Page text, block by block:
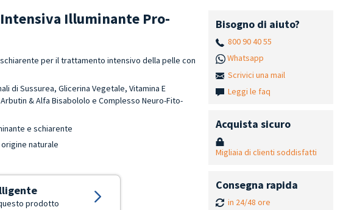
Illuminante Pro-
per il trattamento intensivo della pelle con
di Sussurea, Glicerina Vegetale, Vitamina E
& Alfa Bisabololo e Complesso Neuro-Fito-
e schiarente
naturale
prodotto
Bisogno di aiuto?
800 90 40 55
Whatsapp
Scrivici una mail
Leggi le faq
Acquista sicuro
Migliaia di clienti soddisfatti
Consegna rapida
in 24/48 ore